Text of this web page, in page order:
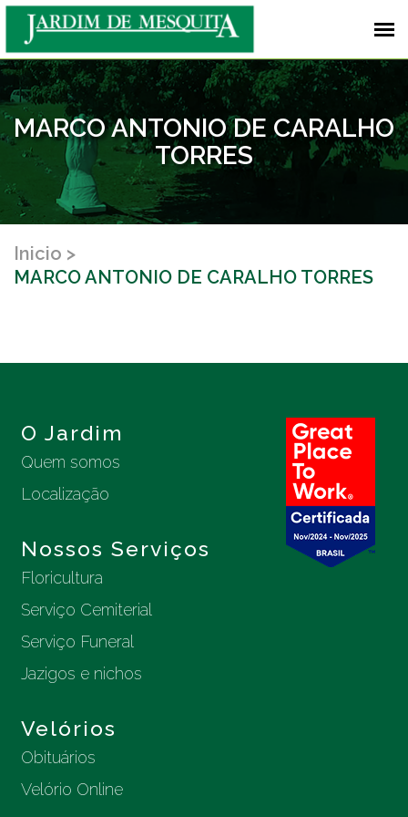
MARCO ANTONIO DE CARALHO
TORRES
Inicio
MARCO ANTONIO DE CARALHO TORRES
O Jardim
Quem somos
Localização
Nossos Serviços
Floricultura
Serviço Cemiterial
Serviço Funeral
Jazigos e nichos
Velórios
Obituários
Velório Online